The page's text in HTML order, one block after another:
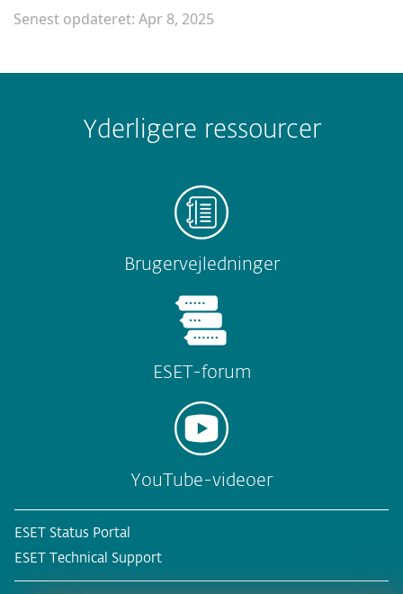
Senest opdateret: Apr 8, 2025
Yderligere ressourcer
Brugervejledninger
ESET-forum
YouTube-videoer
ESET Status Portal
ESET Technical Support